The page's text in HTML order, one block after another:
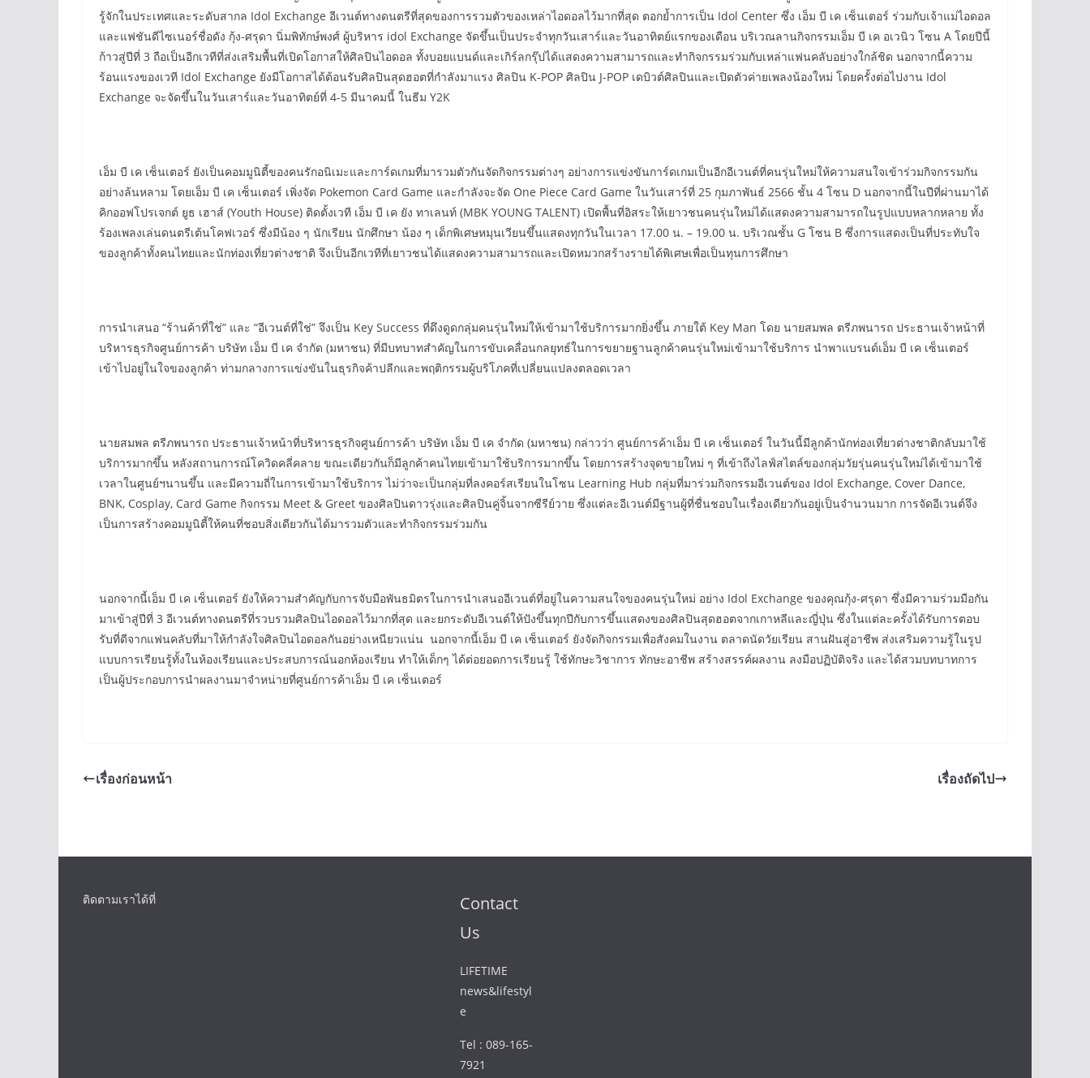
รู้จักในประเทศและระดับสากล Idol Exchange อีเวนต์ทางดนตรีที่สุดของการรวมตัวของเหล่าไอดอลไว้มากที่สุด ตอกย้ำการเป็น Idol Center ซึ่ง เอ็ม บี เค เซ็นเตอร์ ร่วมกับเจ้าแม่ไอดอล
และแฟชันดีไซเนอร์ชื่อดัง กุ้ง-ศรุดา นิ่มพิทักษ์พงศ์ ผู้บริหาร idol Exchange จัดขึ้นเป็นประจำทุกวันเสาร์และวันอาทิตย์แรกของเดือน บริเวณลานกิจกรรมเอ็ม บี เค อเวนิว โซน A โดยปีนี้
ก้าวสู่ปีที่ 3 ถือเป็นอีกเวทีที่ส่งเสริมพื้นที่เปิดโอกาสให้ศิลปินไอดอล ทั้งบอยแบนด์และเกิร์ลกรุ๊ปได้แสดงความสามารถและทำกิจกรรมร่วมกับเหล่าแฟนคลับอย่างใกล้ชิด นอกจากนี้ความ
ร้อนแรงของเวที Idol Exchange ยังมีโอกาสได้ต้อนรับศิลปินสุดฮอตที่กำลังมาแรง ศิลปิน K-POP ศิลปิน J-POP เดบิวต์ศิลปินและเปิดตัวค่ายเพลงน้องใหม่ โดยครั้งต่อไปงาน Idol
Exchange จะจัดขึ้นในวันเสาร์และวันอาทิตย์ที่ 4-5 มีนาคมนี้ ในธีม Y2K
เอ็ม บี เค เซ็นเตอร์ ยังเป็นคอมมูนิตี้ของคนรักอนิเมะและการ์ดเกมที่มารวมตัวกันจัดกิจกรรมต่างๆ อย่างการแข่งขันการ์ดเกมเป็นอีกอีเวนต์ที่คนรุ่นใหม่ให้ความสนใจเข้าร่วมกิจกรรมกัน
อย่างล้นหลาม โดยเอ็ม บี เค เซ็นเตอร์ เพิ่งจัด Pokemon Card Game และกำลังจะจัด One Piece Card Game ในวันเสาร์ที่ 25 กุมภาพันธ์ 2566 ชั้น 4 โซน D นอกจากนี้ในปีที่ผ่านมาได้
คิกออฟโปรเจกต์ ยูธ เฮาส์ (Youth House) ติดตั้งเวที เอ็ม บี เค ยัง ทาเลนท์ (MBK YOUNG TALENT) เปิดพื้นที่อิสระให้เยาวชนคนรุ่นใหม่ได้แสดงความสามารถในรูปแบบหลากหลาย ทั้ง
ร้องเพลงเล่นดนตรีเต้นโคฟเวอร์ ซึ่งมีน้อง ๆ นักเรียน นักศึกษา น้อง ๆ เด็กพิเศษหมุนเวียนขึ้นแสดงทุกวันในเวลา 17.00 น. – 19.00 น. บริเวณชั้น G โซน B ซึ่งการแสดงเป็นที่ประทับใจ
ของลูกค้าทั้งคนไทยและนักท่องเที่ยวต่างชาติ จึงเป็นอีกเวทีที่เยาวชนได้แสดงความสามารถและเปิดหมวกสร้างรายได้พิเศษเพื่อเป็นทุนการศึกษา
การนำเสนอ “ร้านค้าที่ใช่” และ “อีเวนต์ที่ใช่” จึงเป็น Key Success ที่ดึงดูดกลุ่มคนรุ่นใหม่ให้เข้ามาใช้บริการมากยิ่งขึ้น ภายใต้ Key Man โดย นายสมพล ตรีภพนารถ ประธานเจ้าหน้าที่
บริหารธุรกิจศูนย์การค้า บริษัท เอ็ม บี เค จำกัด (มหาชน) ที่มีบทบาทสำคัญในการขับเคลื่อนกลยุทธ์ในการขยายฐานลูกค้าคนรุ่นใหม่เข้ามาใช้บริการ นำพาแบรนด์เอ็ม บี เค เซ็นเตอร์
เข้าไปอยู่ในใจของลูกค้า ท่ามกลางการแข่งขันในธุรกิจค้าปลีกและพฤติกรรมผู้บริโภคที่เปลี่ยนแปลงตลอดเวลา
นายสมพล ตรีภพนารถ ประธานเจ้าหน้าที่บริหารธุรกิจศูนย์การค้า บริษัท เอ็ม บี เค จำกัด (มหาชน) กล่าวว่า ศูนย์การค้าเอ็ม บี เค เซ็นเตอร์ ในวันนี้มีลูกค้านักท่องเที่ยวต่างชาติกลับมาใช้
บริการมากขึ้น หลังสถานการณ์โควิดคลี่คลาย ขณะเดียวกันก็มีลูกค้าคนไทยเข้ามาใช้บริการมากขึ้น โดยการสร้างจุดขายใหม่ ๆ ที่เข้าถึงไลฟ์สไตล์ของกลุ่มวัยรุ่นคนรุ่นใหม่ได้เข้ามาใช้
เวลาในศูนย์ฯนานขึ้น และมีความถี่ในการเข้ามาใช้บริการ ไม่ว่าจะเป็นกลุ่มที่ลงคอร์สเรียนในโซน Learning Hub กลุ่มที่มาร่วมกิจกรรมอีเวนต์ของ Idol Exchange, Cover Dance,
BNK, Cosplay, Card Game กิจกรรม Meet & Greet ของศิลปินดาวรุ่งและศิลปินคู่จิ้นจากซีรีย์วาย ซึ่งแต่ละอีเวนต์มีฐานผู้ที่ชื่นชอบในเรื่องเดียวกันอยู่เป็นจำนวนมาก การจัดอีเวนต์จึง
เป็นการสร้างคอมมูนิตี้ให้คนที่ชอบสิ่งเดียวกันได้มารวมตัวและทำกิจกรรมร่วมกัน
นอกจากนี้เอ็ม บี เค เซ็นเตอร์ ยังให้ความสำคัญกับการจับมือพันธมิตรในการนำเสนออีเวนต์ที่อยู่ในความสนใจของคนรุ่นใหม่ อย่าง Idol Exchange ของคุณกุ้ง-ศรุดา ซึ่งมีความร่วมมือกัน
มาเข้าสู่ปีที่ 3 อีเวนต์ทางดนตรีที่รวบรวมศิลปินไอดอลไว้มากที่สุด และยกระดับอีเวนต์ให้ปังขึ้นทุกปีกับการขึ้นแสดงของศิลปินสุดฮอตจากเกาหลีและญี่ปุ่น ซึ่งในแต่ละครั้งได้รับการตอบ
รับที่ดีจากแฟนคลับที่มาให้กำลังใจศิลปินไอดอลกันอย่างเหนียวแน่น นอกจากนี้เอ็ม บี เค เซ็นเตอร์ ยังจัดกิจกรรมเพื่อสังคมในงาน ตลาดนัดวัยเรียน สานฝันสู่อาชีพ ส่งเสริมความรู้ในรูป
แบบการเรียนรู้ทั้งในห้องเรียนและประสบการณ์นอกห้องเรียน ทำให้เด็กๆ ได้ต่อยอดการเรียนรู้ ใช้ทักษะวิชาการ ทักษะอาชีพ สร้างสรรค์ผลงาน ลงมือปฏิบัติจริง และได้สวมบทบาทการ
เป็นผู้ประกอบการนำผลงานมาจำหน่ายที่ศูนย์การค้าเอ็ม บี เค เซ็นเตอร์
เรื่องก่อนหน้า เรื่องถัดไป
ติดตามเราได้ที่
Contact
Us
LIFETIME
news&lifestyl
e
Tel : 089-165-
7921